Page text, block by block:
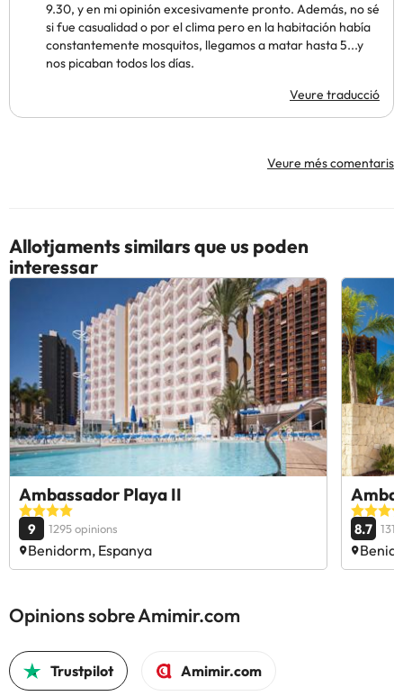
9.30, y en mi opinión excesivamente pronto. Además, no sé
si fue casualidad o por el clima pero en la habitación había
constantemente mosquitos, llegamos a matar hasta 5...y
nos picaban todos los días.
Veure traducció
Veure més comentaris
Allotjaments similars que us poden
interessar
Ambassador Playa II
9 1295 opinions
Benidorm, Espanya
8.7
Opinions sobre Amimir.com
Trustpilot Amimir.com